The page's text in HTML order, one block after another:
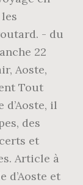
- du
22
Aoste,
Tout
il
des
et
Article à
et